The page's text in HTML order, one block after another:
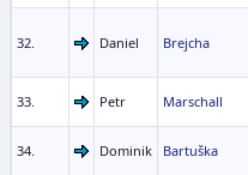
32. Daniel Brejcha
33. Petr Marschall
34. Dominik Bartuška